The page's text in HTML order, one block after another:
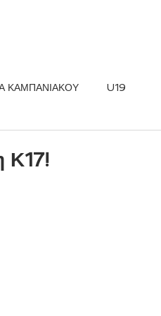
ΚΑΜΠΑΝΙΑΚΟΥ U19
Κ17!